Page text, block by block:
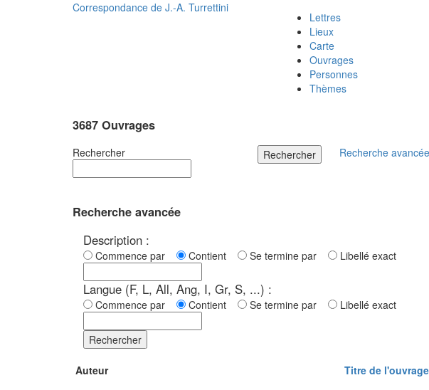
Correspondance de J.-A. Turrettini
Lettres
Lieux
Carte
Ouvrages
Personnes
Thèmes
3687 Ouvrages
Rechercher Rechercher Recherche avancée
Recherche avancée
Description :
Commence par Contient Se termine par Libellé exact
Langue (F, L, All, Ang, I, Gr, S, ...) :
Commence par Contient Se termine par Libellé exact
Rechercher
Auteur Titre de l'ouvrage